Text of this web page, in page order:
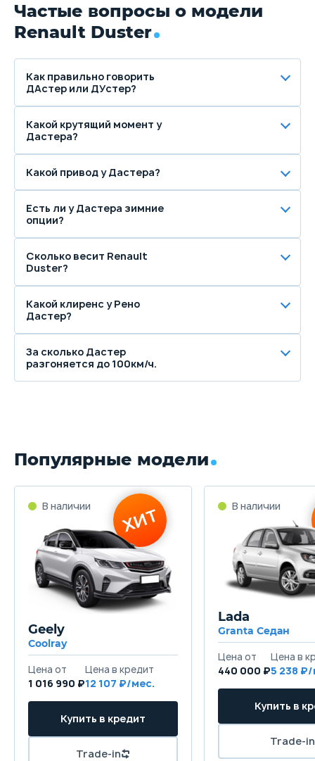
Частые вопросы о модели
Renault Duster
Как правильно говорить
ДАстер или ДУстер?
Какой крутящий момент у
Дастера?
Какой привод у Дастера?
Есть ли у Дастера зимние
опции?
Сколько весит Renault
Duster?
Какой клиренс у Рено
Дастер?
За сколько Дастер
разгоняется до 100км/ч.
Популярные модели
Geely
Coolray
1 016 990 ₽12 107
Lada
Granta Седан
440 000 ₽5 238